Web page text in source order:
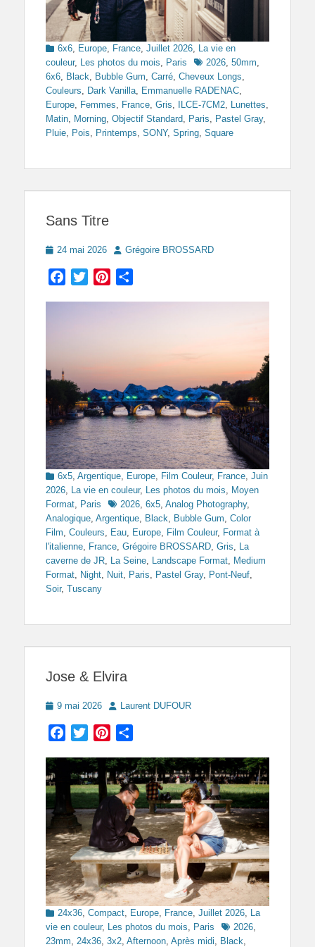
Categories
6x6, Europe, France, Juillet 2026, La vie en
couleur, Les photos du mois, Paris Tags2026, 50mm,
6x6, Black, Bubble Gum, Carré, Cheveux Longs,
Couleurs, Dark Vanilla, Emmanuelle RADENAC,
Europe, Femmes, France, Gris, ILCE-7CM2, Lunettes,
Matin, Morning, Objectif Standard, Paris, Pastel Gray,
Pluie, Pois, Printemps, SONY, Spring, Square
Sans Titre
Posted
24 mai 2026 Author
Grégoire BROSSARD
Facebook
TwitterPinterest
Categories
6x5, Argentique, Europe, Film Couleur, France, Juin
2026, La vie en couleur, Les photos du mois, Moyen
Format, Paris Tags2026, 6x5, Analog Photography,
Analogique, Argentique, Black, Bubble Gum, Color
Film, Couleurs, Eau, Europe, Film Couleur, Format à
l'italienne, France, Grégoire BROSSARD, Gris, La
caverne de JR, La Seine, Landscape Format, Medium
Format, Night, Nuit, Paris, Pastel Gray, Pont-Neuf,
Soir, Tuscany
Jose & Elvira
Posted
9 mai 2026 AuthorLaurent DUFOUR
Facebook
TwitterPinterest
Categories
24x36, Compact, Europe, France, Juillet 2026, La
vie en couleur, Les photos du mois, Paris Tags2026,
23mm, 24x36, 3x2, Afternoon, Après midi, Black,